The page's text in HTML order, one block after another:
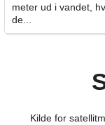
meter ud i vandet,
de...
Kilde for